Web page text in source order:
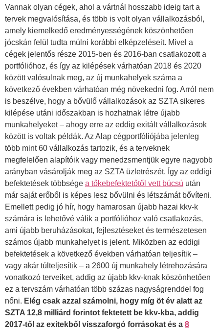
Vannak olyan cégek, ahol a vártnál hosszabb ideig tart a
tervek megvalósítása, és több is volt olyan vállalkozásból,
amely kiemelkedő eredményességének köszönhetően
jócskán felül tudta múlni korábbi elképzeléseit. Mivel a
cégek jelentős része 2015-ben és 2016-ban csatlakozott a
portfólióhoz, és így az kilépések várhatóan 2018 és 2020
között valósulnak meg, az új munkahelyek száma a
következő években várhatóan még növekedni fog. Arról nem
is beszélve, hogy a bővülő vállalkozások az SZTA sikeres
kilépése utáni időszakban is hozhatnak létre újabb
munkahelyeket – ahogy erre az eddig exitált vállalkozások
között is voltak példák. Az Alap cégportfóliójába jelenleg
több mint 60 vállalkozás tartozik, és a terveknek
megfelelően alapítóik vagy menedzsmentjük egyre nagyobb
arányban vásárolják meg az SZTA üzletrészét. Így az eddigi
befektetések többsége a tőkebefektetőtől vett búcsú után
már saját erőből is képes lesz bővülni és létszámát bővíteni.
Emellett pedig jó hír, hogy hamarosan újabb hazai kkv-k
számára is lehetővé válik a portfólióhoz való csatlakozás,
ami újabb beruházásokat, fejlesztéseket és természetesen
számos újabb munkahelyet is jelent. Miközben az eddigi
befektetések a következő években várhatóan teljesítik –
vagy akár túlteljesítik – a 2600 új munkahely létrehozására
vonatkozó terveiket, addig az újabb kkv-knak köszönhetően
ez a tervszám várhatóan több százas nagyságrenddel fog
nőni. Elég csak azzal számolni, hogy míg öt év alatt az
SZTA 12,8 milliárd forintot fektetett be kkv-kba, addig
2017-től az exitekből visszaforgó forrásokat és a 8